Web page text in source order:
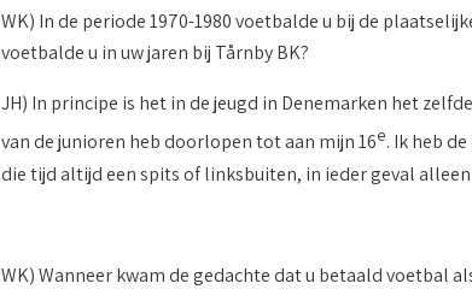
WK) In de periode 1970-1980 voetbalde u bij de
voetbalde u in uw jaren bij Tårnby BK?
JH) In principe is het in de jeugd in Denemarken het
van de junioren heb doorlopen tot aan mijn 16e. Ik heb
die tijd altijd een spits of linksbuiten, in ieder geval
WK) Wanneer kwam de gedachte dat u betaald voetbal